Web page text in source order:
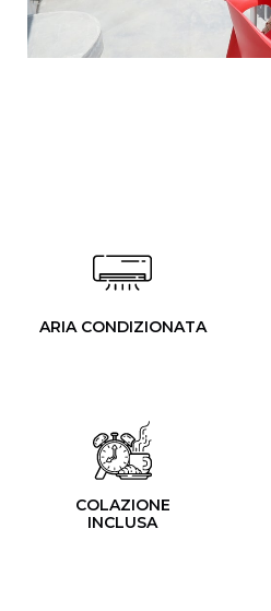
ARIA CONDIZIONATA
COLAZIONE
INCLUSA